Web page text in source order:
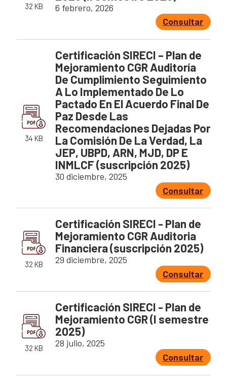
Así avanzamos
Mapa de personas buscadoras según solicitudes de
Generación de conocimiento para la búsqueda
32 KB
6 febrero, 2026
Consultar
34 KB
Certificación SIRECI – Plan de
Mejoramiento CGR Auditoría
De Cumplimiento Seguimiento
A Lo Implementado De Lo
Pactado En El Acuerdo Final De
Paz Desde Las
Recomendaciones Dejadas Por
La Comisión De La Verdad, La
JEP, UBPD, ARN, MJD, DP E
INMLCF (suscripción 2025)
30 diciembre, 2025
Consultar
32 KB
Certificación SIRECI - Plan de
Mejoramiento CGR Auditoria
Financiera (suscripción 2025)
29 diciembre, 2025
Consultar
32 KB
Certificación SIRECI - Plan de
Mejoramiento CGR (I semestre
2025)
28 julio, 2025
Consultar